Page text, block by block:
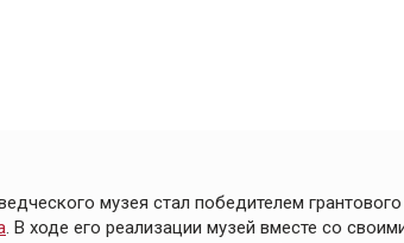
музея стал победителем грантового
. В ходе его реализации музей вместе со